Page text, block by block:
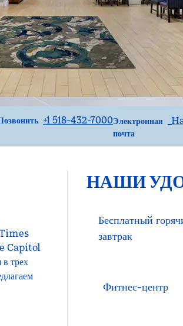
+1 518-432-7000Электронная
почта
Электронная
Times
Capitol
трех
НАШИ
Бесплатный
завтрак
Фитнес-центр